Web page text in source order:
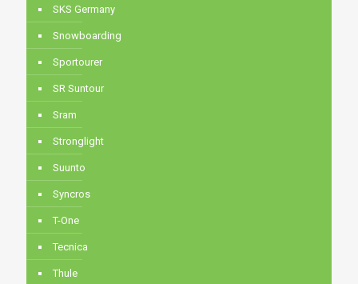
SKS Germany
Snowboarding
Sportourer
SR Suntour
Sram
Stronglight
Suunto
Syncros
T-One
Tecnica
Thule